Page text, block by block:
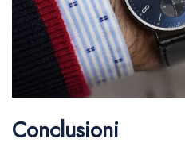
Conclusioni